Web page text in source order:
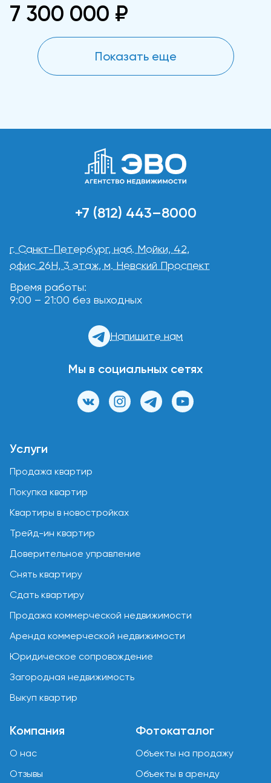
7 300 000 ₽
Показать еще
+7 (812) 443–8000
г. Санкт-Петербург, наб. Мойки, 42,
офис 26Н, 3 этаж, м. Невский Проспект
Время работы:
9:00 – 21:00 без выходных
Напишите нам
Мы в социальных сетях
Услуги
Продажа квартир
Покупка квартир
Квартиры в новостройках
Трейд-ин квартир
Доверительное управление
Снять квартиру
Сдать квартиру
Продажа коммерческой недвижимости
Аренда коммерческой недвижимости
Юридическое сопровождение
Загородная недвижимость
Выкуп квартир
Компания
О нас
Отзывы
Фотокаталог
Объекты на продажу
Объекты в аренду